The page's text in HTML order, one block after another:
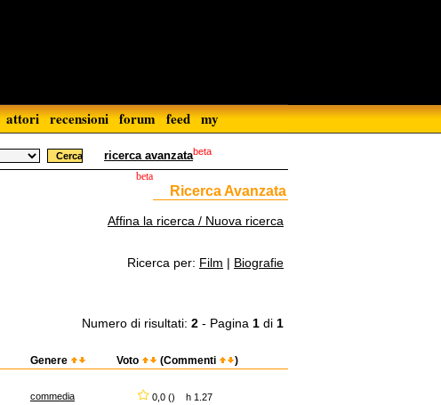
attori recensioni forum feed my
ricerca avanzatabeta
Ricerca Avanzata
beta
Affina la ricerca / Nuova ricerca
Ricerca per: Film | Biografie
Numero di risultati: 2 - Pagina 1 di 1
Genere Voto (Commenti )
commedia
0,0 () h 1.27